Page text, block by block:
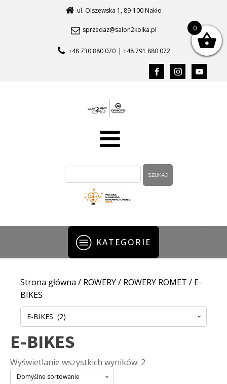
ul. Olszewska 1, 89-100 Nakło
sprzedaz@salon2kolka.pl
+48 730 880 070 | +48 791 880 072
KATEGORIE
Strona główna / ROWERY/ ROWERY ROMET / E-
BIKES
E-BIKES (2)
E-BIKES
Wyświetlanie wszystkich wyników: 2
0